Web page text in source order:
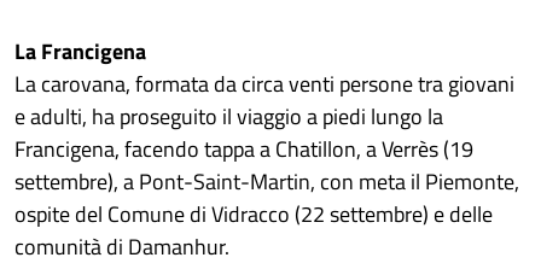
La Francigena
La carovana, formata da circa venti persone tra giovani
e adulti, ha proseguito il viaggio a piedi lungo la
Francigena, facendo tappa a Chatillon, a Verrès (19
settembre), a Pont-Saint-Martin, con meta il Piemonte,
ospite del Comune di Vidracco (22 settembre) e delle
comunità di Damanhur.